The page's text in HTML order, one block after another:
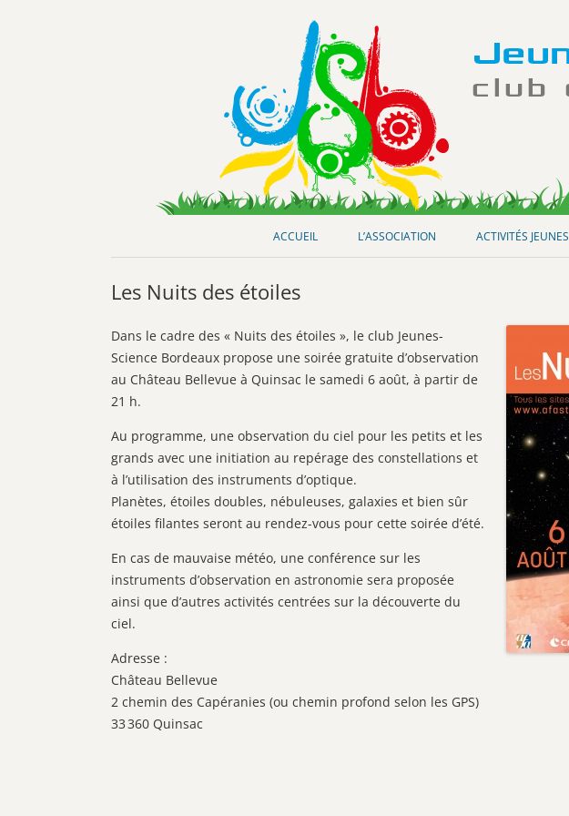
Jeunes-Science Bordeaux
ACCUEIL L’ASSOCIATION ACTIVITÉS JEUNES
Les Nuits des étoiles
Dans le cadre des « Nuits des étoiles », le club Jeunes-
Science Bordeaux propose une soirée gratuite d’observation
au Château Bellevue à Quinsac le samedi 6 août, à partir de
21 h.
Au programme, une observation du ciel pour les petits et les
grands avec une initiation au repérage des constellations et
à l’utilisation des instruments d’optique.
Planètes, étoiles doubles, nébuleuses, galaxies et bien sûr
étoiles filantes seront au rendez-vous pour cette soirée d’été.
En cas de mauvaise météo, une conférence sur les
instruments d’observation en astronomie sera proposée
ainsi que d’autres activités centrées sur la découverte du
ciel.
Adresse :
Château Bellevue
2 chemin des Capéranies (ou chemin profond selon les GPS)
33 360 Quinsac